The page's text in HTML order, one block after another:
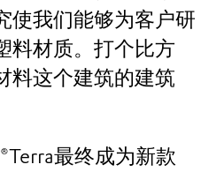
使我们能够为客户研
料材质。打个比方
料这个建筑的建筑
最终成为新款